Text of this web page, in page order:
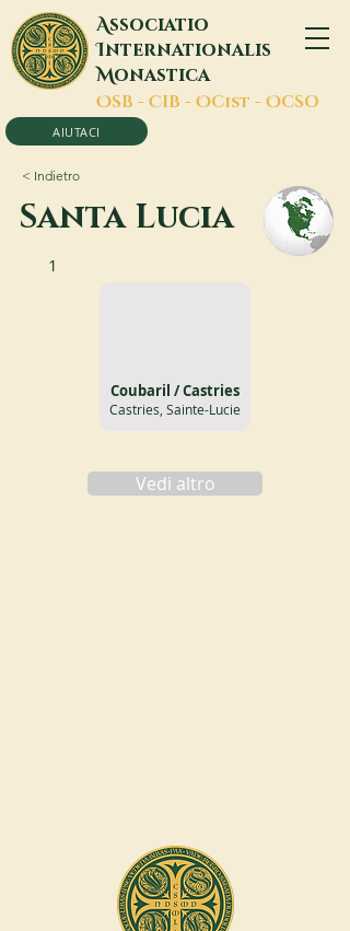
Associatio
Internationalis
Monastica
OSB - CIB - OCist - OCSO
AIUTACI
< Indietro
Santa Lucia
1
Coubaril / Castries
Castries, Sainte-Lucie
Vedi altro